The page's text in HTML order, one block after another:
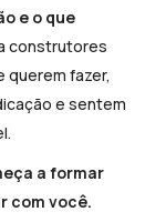
e o que
construtores
fazer,
e sentem
a formar
com você.